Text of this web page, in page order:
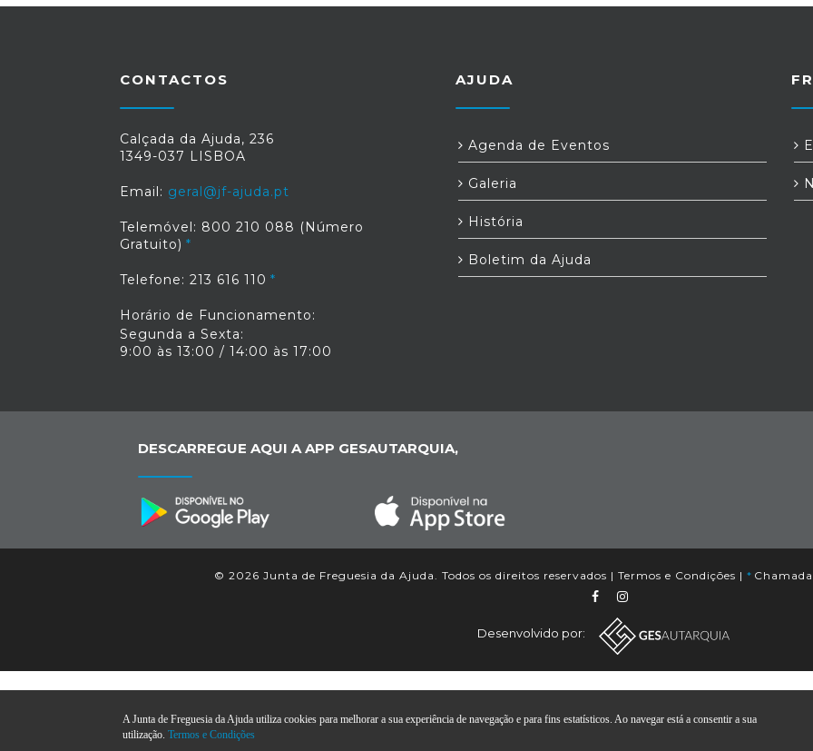
CONTACTOS
Calçada da Ajuda, 236
1349-037 LISBOA
Email: geral@jf-ajuda.pt
Telemóvel: 800 210 088 (Número
Gratuito)
Telefone: 213 616 110
Horário de Funcionamento:
Segunda a Sexta:
9:00 às 13:00 / 14:00 às 17:00
AJUDA
Agenda de Eventos
Galeria
História
Boletim da Ajuda
DESCARREGUE AQUI A APP GESAUTARQUIA,
© 2026 Junta de Freguesia da Ajuda. Todos os direitos reservados | Termos e Condições | *
Desenvolvido por:
A Junta de Freguesia da Ajuda utiliza cookies para melhorar a sua experiência de navegação e para fins estatísticos. Ao navegar está a consentir a sua
utilização. Termos e Condições